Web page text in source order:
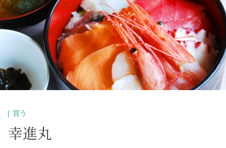
みる
あそぶ
あじわう
観光・体験
イベント
エリア
熱海市
特集
旅の計画
買う
幸進丸